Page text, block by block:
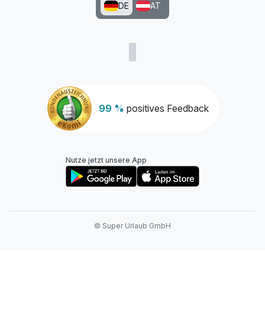
99 % positives Feedback
DE AT
Nutze jetzt unsere App
© Super Urlaub GmbH